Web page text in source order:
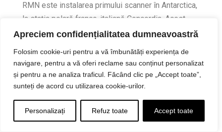
Apreciem confidențialitatea dumneavoastră
Folosim cookie-uri pentru a vă îmbunătăți experiența de
navigare, pentru a vă oferi reclame sau conținut personalizat
și pentru a ne analiza traficul. Făcând clic pe „Accept toate”,
sunteți de acord cu utilizarea cookie-urilor.
Personalizați Refuz toate Accept toate
RMN este instalarea primului scanner în Antarctica,
la stația polară franco-italiană Concordia. Acest
proiect științific organizat de Agenția Spațială
efectelor pe termen lung ale izolării sociale,
adaptării la altitudine și variațiilor duratei luminii
zilei asupra creierului uman.
În domeniul imagisticii moleculare, cercetătorii
dezvoltă noi tehnici pentru a crește sensibilitatea